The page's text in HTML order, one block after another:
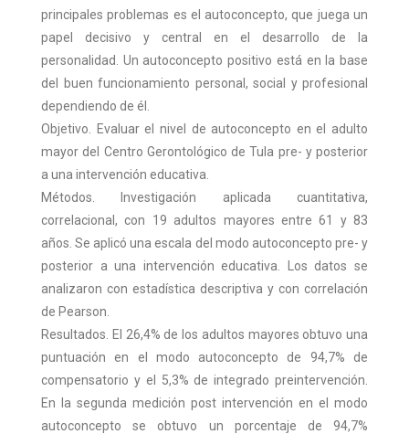
principales problemas es el autoconcepto, que juega un
papel decisivo y central en el desarrollo de la
personalidad. Un autoconcepto positivo está en la base
del buen funcionamiento personal, social y profesional
dependiendo de él.
Objetivo. Evaluar el nivel de autoconcepto en el adulto
mayor del Centro Gerontológico de Tula pre- y posterior
a una intervención educativa.
Métodos. Investigación aplicada cuantitativa,
correlacional, con 19 adultos mayores entre 61 y 83
años. Se aplicó una escala del modo autoconcepto pre- y
posterior a una intervención educativa. Los datos se
analizaron con estadística descriptiva y con correlación
de Pearson.
Resultados. El 26,4% de los adultos mayores obtuvo una
puntuación en el modo autoconcepto de 94,7% de
compensatorio y el 5,3% de integrado preintervención.
En la segunda medición post intervención en el modo
autoconcepto se obtuvo un porcentaje de 94,7%